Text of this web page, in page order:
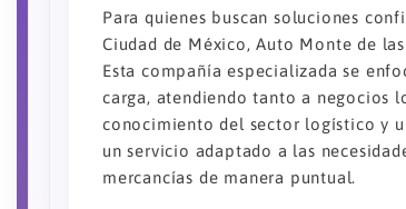
Para quienes buscan soluciones
Ciudad de México, Auto Monte de
Esta compañía especializada se
carga, atendiendo tanto a negocios
conocimiento del sector logístico y
un servicio adaptado a las
mercancías de manera puntual.